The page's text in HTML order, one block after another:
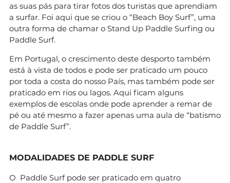
as suas pás para tirar fotos dos turistas que aprendiam
a surfar. Foi aqui que se criou o “Beach Boy Surf”, uma
outra forma de chamar o Stand Up Paddle Surfing ou
Paddle Surf.
Em Portugal, o crescimento deste desporto também
está à vista de todos e pode ser praticado um pouco
por toda a costa do nosso País, mas também pode ser
praticado em rios ou lagos. Aqui ficam alguns
exemplos de escolas onde pode aprender a remar de
pé ou até mesmo a fazer apenas uma aula de “batismo
de Paddle Surf”.
MODALIDADES DE PADDLE SURF
O Paddle Surf pode ser praticado em quatro